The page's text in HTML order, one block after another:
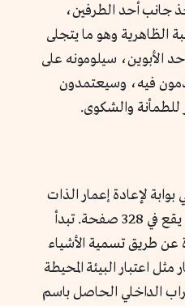
جانب أحد الطرفين،
الظاهرية وهو ما يتجلى
الأبوين، سيلومونه على
فيه، وسيعتمدون
والشكوى.
لإعادة إعمار الذات
أكثر من نصف الكتاب الذي يقع في 328 صفحة. تبدأ
عن طريق تسمية الأشياء
اعتبار البيئة المحيطة
الداخلي الحاصل باسم